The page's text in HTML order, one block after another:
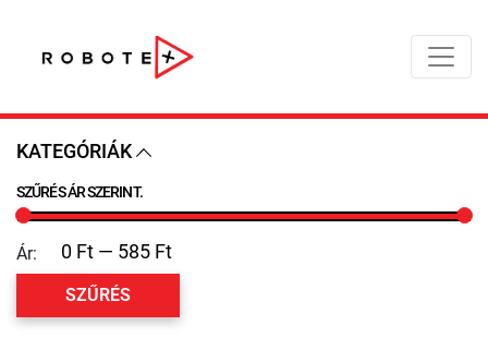
KATEGÓRIÁK
SZŰRÉS ÁR SZERINT.
Ár:
SZŰRÉS